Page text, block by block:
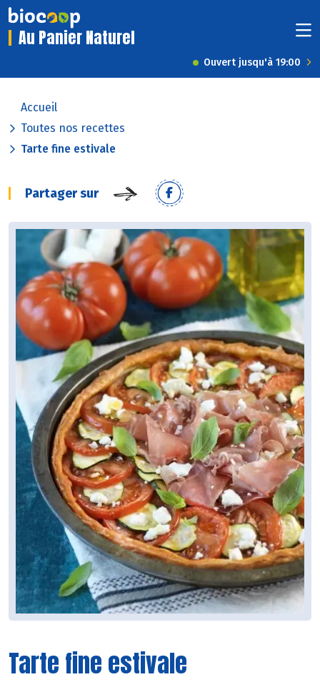
Au Panier Naturel
Ouvert jusqu'à 19:00
Accueil
Toutes nos recettes
Tarte fine estivale
Partager sur
Tarte fine estivale